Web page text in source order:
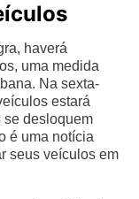
haverá
uma medida
Na sexta-
estará
se desloquem
é uma notícia
seus veículos em